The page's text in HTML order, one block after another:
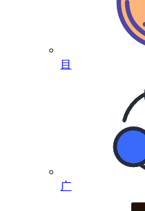
目
广